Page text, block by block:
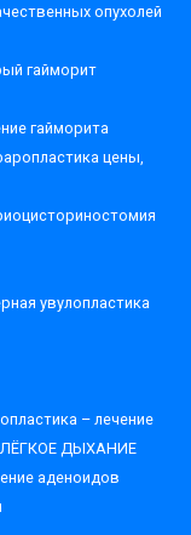
опухолей
гайморит
гайморита
цены,
увулопластика
– лечение
ЛЁГКОЕ ДЫХАНИЕ
аденоидов